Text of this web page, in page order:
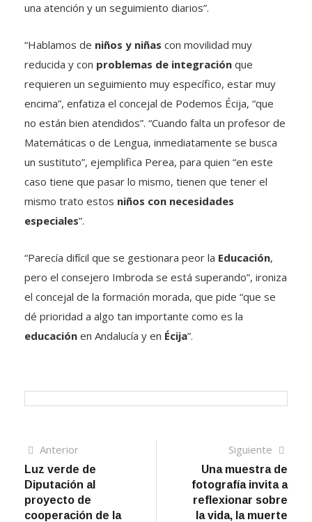
una atención y un seguimiento diarios”.
“Hablamos de niños y niñas con movilidad muy
reducida y con problemas de integración que
requieren un seguimiento muy específico, estar muy
encima”, enfatiza el concejal de Podemos Écija, “que
no están bien atendidos”. “Cuando falta un profesor de
Matemáticas o de Lengua, inmediatamente se busca
un sustituto”, ejemplifica Perea, para quien “en este
caso tiene que pasar lo mismo, tienen que tener el
mismo trato estos niños con necesidades
especiales”.
“Parecía difícil que se gestionara peor la Educación,
pero el consejero Imbroda se está superando”, ironiza
el concejal de la formación morada, que pide “que se
dé prioridad a algo tan importante como es la
educación en Andalucía y en Écija”.
Navegación
de
entradas
AnteriorArtículo
anterior
Luz verde de
Diputación al
proyecto de
cooperación de la
Siguiente
Una muestra de
fotografía invita a
reflexionar sobre
la vida, la muerte